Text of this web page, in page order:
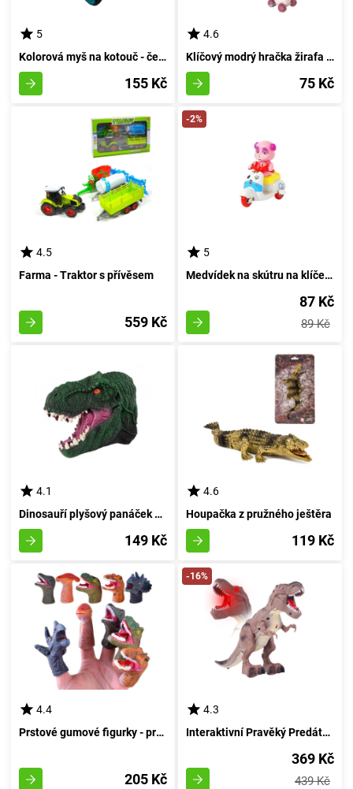
5
Kolorová myš na kotouč - červená
155 Kč
4.6
Klíčový modrý hračka žirafa s barvami
75 Kč
4.5
Farma - Traktor s přívěsem
559 Kč
-2%
5
Medvídek na skútru na klíček - azurový
87 Kč
89 Kč
4.1
Dinosauří plyšový panáček Tyrannosaurus Rex
149 Kč
4.6
Houpačka z pružného ještěra
119 Kč
4.4
Prstové gumové figurky - prehistoričtí obludáři
205 Kč
-16%
4.3
Interaktivní Pravěký Predátor T-REX s Oslnivým Světlem a Zvukem
369 Kč
439 Kč